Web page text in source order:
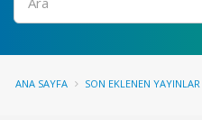
ANA SAYFA SON EKLENEN YAYINLAR